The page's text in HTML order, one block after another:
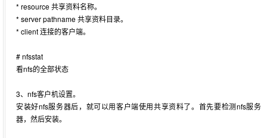
* resource 共享资料名称。
* server pathname 共享资料目录。
* client 连接的客户端。
# nfsstat
看nfs的全部状态
3、nfs客户机设置。
安装好nfs服务器后，就可以用客户端使用共享资料了。首先要检测nfs服务
器，然后安装。